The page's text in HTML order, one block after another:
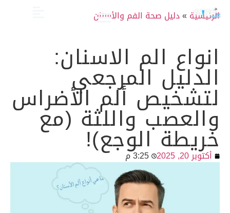
الرئيسية »دليل صحة الفم والأسنان
انواع الم الاسنان:
الدليل المرجعي
لتشخيص ألم الأضراس
والعصب واللثة (مع
خريطة الوجع)!
أكتوبر 20, 2025 3:25 م